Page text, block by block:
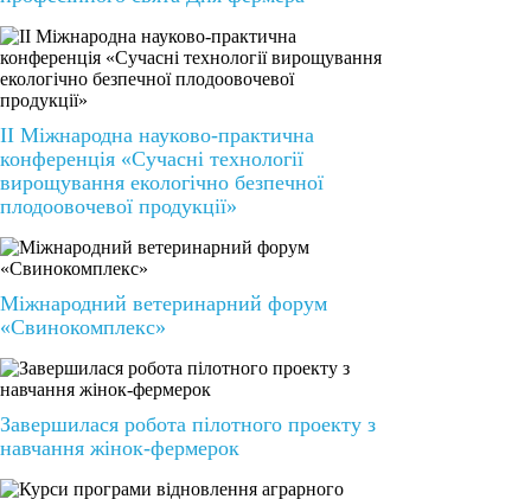
II Міжнародна науково-практична
конференція «Сучасні технології
вирощування екологічно безпечної
плодоовочевої продукції»
Міжнародний ветеринарний форум
«Свинокомплекс»
Завершилася робота пілотного проекту з
навчання жінок-фермерок